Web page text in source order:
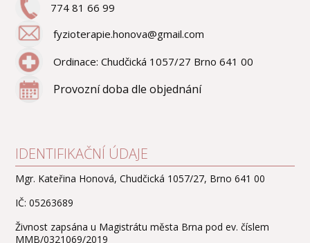
774 81 66 99
fyzioterapie.honova@gmail.com
Ordinace: Chudčická 1057/27 Brno 641 00
Provozní doba dle objednání
IDENTIFIKAČNÍ ÚDAJE
Mgr. Kateřina Honová, Chudčická 1057/27, Brno 641 00
IČ: 05263689
Živnost zapsána u Magistrátu města Brna pod ev. číslem
MMB/0321069/2019